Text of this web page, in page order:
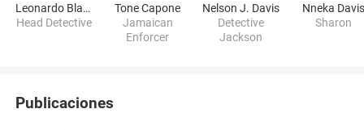
Leonardo Black
Head Detective
Tone Capone
Jamaican
Enforcer
Nelson J. Davis
Detective
Jackson
Nneka
Sharon
Publicaciones